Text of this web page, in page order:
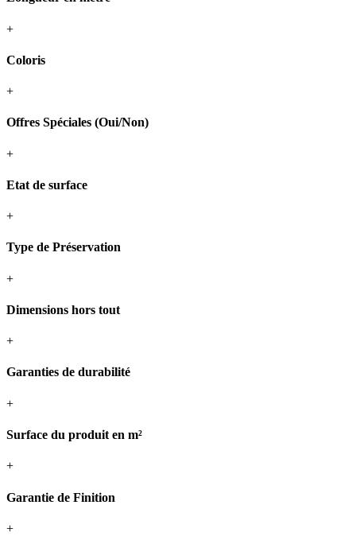
+
Coloris
+
Offres Spéciales (Oui/Non)
+
Etat de surface
+
Type de Préservation
+
Dimensions hors tout
+
Garanties de durabilité
+
Surface du produit en m²
+
Garantie de Finition
+